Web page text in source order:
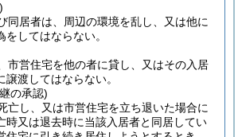
同居者は、周辺の環境を乱し、又は他に
してはならない。
市営住宅を他の者に貸し、又はその入居
渡してはならない。
の承認)
亡し、又は市営住宅を立ち退いた場合に
時又は退去時に当該入居者と同居してい